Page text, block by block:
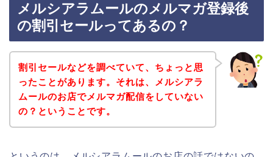
メルシアラムールのメルマガ登録後
の割引セールってあるの？
割引セールなどを調べていて、ちょっと思
ったことがあります。それは、メルシアラ
ムールのお店でメルマガ配信をしていない
の？ということです。